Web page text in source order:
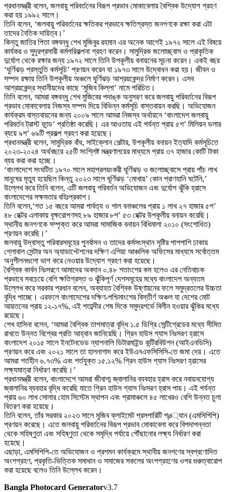
প্রধানমন্ত্রী বলেন, জলবায়ু পরিবর্তনের বিরূপ প্রভাব মোকাবেলায় বৈশ্বিক উদ্যোগ গ্রহণ
করা হয় ১৯৯২ সালে।
তিনি বলেন, ‘জলবায়ু পরিবর্তনের ক্ষতিকর প্রভাবে ক্ষতিগ্রস্ত জনগণকে রক্ষা করা এটা
তাদের নৈতিক দায়িত্ব।’
কিন্তু জাতির পিতা বঙ্গবন্ধু শেখ মুজিবুর রহমান এর অনেক আগেই ১৯৭২ সালে এই বিষয়ে
কার্যকর ও সুদূরপ্রসারী কর্মপরিকল্পনা গ্রহণ করেন। সামুদ্রিক জলোচ্ছ্বাস ও প্রাকৃতিক
দুর্যোগ থেকে রক্ষার জন্য ১৯৭২ সালে তিনি উপকূলীয় বনায়নের সূচনা করেন। একই বছর
‘ঘুর্ণিঝড় প্রস্তুতি কর্মসূচি’ প্রণয়ন করেন যা ১৯৭৩ সালে উদ্বোধন করা হয়। জীবন ও
সম্পদ রক্ষায় তিনি উপকূলীয় অঞ্চলে ঘুর্ণিঝড় আশ্রয়কেন্দ্র নির্মাণ করেন। এসব
আশ্রয়কেন্দ্র স্থানীয়দের কাছে ‘মুজিব কিল্লা’ নামে পরিচিত।
তিনি বলেন, আমরা বঙ্গবন্ধু শেখ মুজিবের পদাঙ্ক অনুসরণ করে জলবায়ু পরিবর্তনের বিরূপ
প্রভাব মোকাবেলায় নিজস্ব সম্পদ দিয়ে বিভিন্ন কর্মসূচি বাস্তবায়ন করছি। অভিযোজন
কার্যক্রম বাস্তবায়নের জন্য ২০০৯ সালে আমরা নিজস্ব অর্থায়নে ‘বাংলাদেশ জলবায়ু
পরিবর্তন ট্রাস্ট ফান্ড’ প্রতিষ্ঠা করেছি। এর আওতায় এই পর্যন্ত প্রায় ৫শ’ মিলিয়ন ডলার
ব্যয়ে ৯শ’ ৬৯টি প্রকল্প গ্রহণ করা হয়েছে।
প্রধানমন্ত্রী বলেন, সামুদ্রিক বাঁধ, সাইক্লোন শেল্টার, উপকূলীয় বনায়ন ইত্যাদি কর্মসূচিতে
২০২৩-২০২৪ অর্থবছরে ২৫টি সংশ্লিষ্ট মন্ত্রণালয়ের মাধ্যমে প্রায় ৩৭ হাজার কোটি টাকা
ব্যয় করা করা হচ্ছে।
‘বাংলাদেশে সংঘটিত ১৯৭০ সালে মহাপ্রলয়ংকরী ঘূর্ণিঝড় ও জলোচ্ছ্বাসে প্রায় পাঁচ লাখ
মানুষের মৃত্যু হয়েছিল কিন্তু ২০২৩ সালে ঘূর্ণিঝড় ‘মোখায়’ কোন প্রাণহানি ঘটেনি,’
উল্লেখ করে তিনি বলেন, এটি জলবায়ু পরিবর্তন অভিযোজন এবং দুর্যোগ ঝুঁকি হ্রাসে
বাংলাদেশের সক্ষমতার বহিঃপ্রকাশ।
তিনি বলেন,‘গত ১৫ বছরে আমরা পার্বত্য ও শাল বনাঞ্চলের প্রায় ১ লাখ ২৭ হাজার ৫শ’
৪৮ হেক্টর এলাকায় বৃক্ষরোপণসহ ৮৯ হাজার ৮শ’ ৫৩ হেক্টর উপকূলীয় বনায়ন করেছি।
স্থানীয় জনগণকে সম্পৃক্ত করে আমরা সামাজিক বনায়ন বিধিমালা ২০১০ (সংশোধিত)
প্রণয়ন করেছি।’
জলবায়ু উদ্বাস্তু পরিবারসমূহের পুনর্বাসন ও তাদের কর্মসংস্থান সৃষ্টির পাশপাশি ঢাকায়
গ্লোবাল সেন্টার অন অ্যাডাপ্টেশনের দক্ষিণ এশিয়া আঞ্চলিক অফিসের মাধ্যমে সর্বোত্তম
অনুশীলনগুলো ভাগ করে নেওয়ার উদ্যোগ গ্রহণ করা হয়েছে।
বৈশ্বিক কার্বন নিঃসরণে আমাদের অবদান ০.৪৮ শতাংশের কম হলেও এর নেতিবাচক
প্রভাবে সবচেয়ে বেশি ক্ষতিগ্রস্ত ও ঝুঁকিপূর্ণ দেশসমূহের মধ্যে বাংলাদেশ অন্যতম
উল্লেখ করে সরকার প্রধান বলেন, অব্যাহত বৈশ্বিক উষ্ণায়নের ফলে সমুদ্রতলের উচ্চতা
বৃদ্ধি পাচ্ছে। এরফলে বাংলাদেশের দক্ষিণ-পশ্চিমাংশের বিস্তীর্ণ অঞ্চল যা দেশের মোট
আয়তনের প্রায় ১২-১৭%, এই শতাব্দীর শেষ দিকে সমুদ্রগর্ভে বিলীন হওয়ার ঝুঁকির মধ্যে
রয়েছে।
শেখ হাসিনা বলেন, ‘আমরা বৈশ্বিক তাপমাত্রা বৃদ্ধি ১.৫ ডিগ্রি সেন্টিগ্রেডের মধ্যে সীমিত
রাখতে উন্নত বিশ্বের প্রতি আহ্বান জানিয়েছি। গ্রিন হাউস গ্যাস নিঃসরণ হ্রাসে
বাংলাদেশ ২০১৫ সালে ইনটেনডেড ন্যাশনালি ডিটারমাইন্ড কন্ট্রিবিউশন (আইএনডিসি)
প্রণয়ন করে এবং ২০২১ সালে তা হালনাগাদ করে ইউএনএফসিসিসি-তে জমা দেয়। এতে
আমরা শর্তহীন ৬.৭৩% এবং শর্তযুক্ত ১৫.১২% গ্রিন হাউস গ্যাস নিঃসরণ হ্রাসের
লক্ষ্যমাত্রা নির্ধারণ করেছি।’
প্রধানমন্ত্রী বলেন, বাংলাদেশে আমরা জীবাশ্ম জ্বালানির ব্যবহার হ্রাস করে নবায়নযোগ্য
জ্বালানির ব্যবহার বৃদ্ধি করেছি যাতে গ্রিন হাউস গ্যাস নিঃসরণ হ্রাস পায়। এই পর্যন্ত
প্রায় ৬০ লাখ সোলার হোম সিস্টেম স্থাপন এবং গ্রামাঞ্চলে ৪৫ লাখেরও বেশি উন্নত চুলা
বিতরণ করা হয়েছে।
তিনি বলেন, তাঁর সরকার ২০২৩ সালে মুজিব ক্লাইমেট প্রসপারিটি প্ø্যান (এমসিপিপি)
প্রণয়ন করেছে। এতে জলবায়ু পরিবর্তনের বিরূপ প্রভাব মোকাবেলা করে বিপদাপন্নতা
থেকে সহিষ্ণুতা এবং সহিষ্ণুতা থেকে সমৃদ্ধি পর্যায়ে পৌঁছানোর লক্ষ্য নির্ধারণ করা
হয়েছে।
এছাড়া, এমসিপিপি-তে অভিযোজন ও প্রশমন কার্যক্রমে স্থানীয় জনগণের স্বপ্রণোদিত
অংশগ্রহণ, প্রকৃতি-ভিত্তিক সমাধান ও সমাজের সকলের অংশগ্রহণের ওপর গুরুত্বারোপ
করা হয়েছে বলেও তিনি উল্লেখ করেন।
Bangla Photocard Generatorv3.7